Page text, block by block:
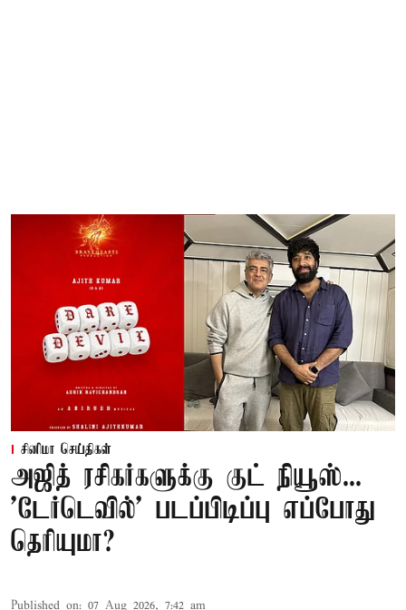
சினிமா செய்திகள்
அஜித் ரசிகர்களுக்கு குட் நியூஸ்...
'டேர்டெவில்' படப்பிடிப்பு எப்போது
தெரியுமா?
Published on: 07 Aug 2026, 7:42 am